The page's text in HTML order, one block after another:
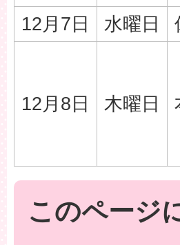
12月7日
水曜日
12月8日 木曜日
このページ